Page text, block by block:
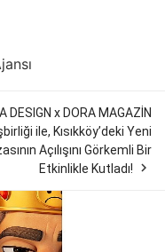
DESIGN x DORA MAGAZİN
ile, Kısıkköy’deki Yeni
Açılışını Görkemli Bir
Etkinlikle Kutladı!
